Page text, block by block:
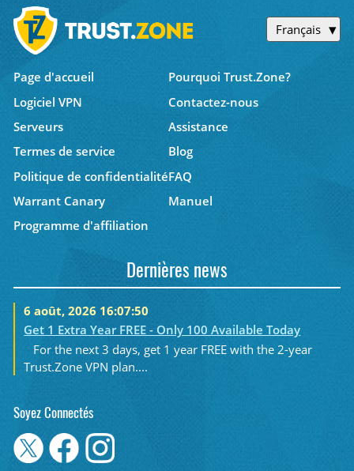
Français
Page d'accueil
Pourquoi Trust.Zone?
Logiciel VPN
Contactez-nous
Serveurs
Assistance
Termes de service
Blog
Politique de confidentialitéFAQ
Warrant Canary
Manuel
Programme d'affiliation
Dernières news
6 août, 2026 16:07:50
Get 1 Extra Year FREE - Only 100 Available Today
For the next 3 days, get 1 year FREE with the 2-year
Trust.Zone VPN plan....
Soyez Connectés